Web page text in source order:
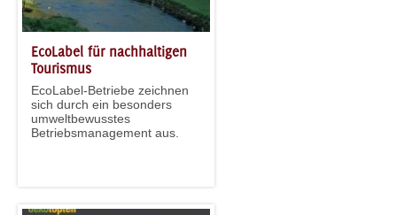
EcoLabel für nachhaltigen
Tourismus
EcoLabel-Betriebe zeichnen
sich durch ein besonders
umweltbewusstes
Betriebsmanagement aus.